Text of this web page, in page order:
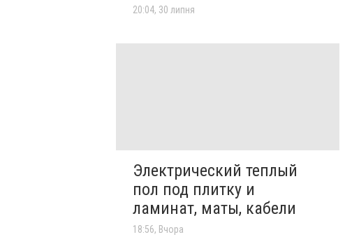
20:04, 30 липня
Электрический теплый
пол под плитку и
ламинат, маты, кабели
18:56, Вчора